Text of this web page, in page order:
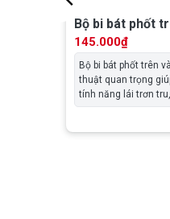
Bộ bi bát phốt
LX,Lib,GT,S,
65069345
145.000₫
Bộ bi bát phốt trên
thuật quan trọng
tính năng lái trơn
phận này cũng cần